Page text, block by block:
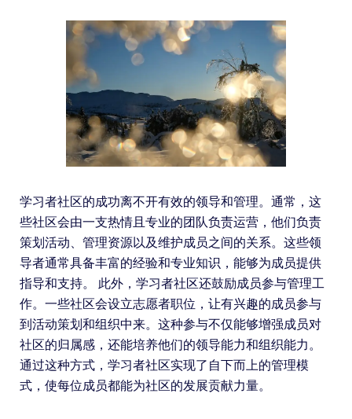
学习者社区的成功离不开有效的领导和管理。通常，这
些社区会由一支热情且专业的团队负责运营，他们负责
策划活动、管理资源以及维护成员之间的关系。这些领
导者通常具备丰富的经验和专业知识，能够为成员提供
指导和支持。 此外，学习者社区还鼓励成员参与管理工
作。一些社区会设立志愿者职位，让有兴趣的成员参与
到活动策划和组织中来。这种参与不仅能够增强成员对
社区的归属感，还能培养他们的领导能力和组织能力。
通过这种方式，学习者社区实现了自下而上的管理模
式，使每位成员都能为社区的发展贡献力量。